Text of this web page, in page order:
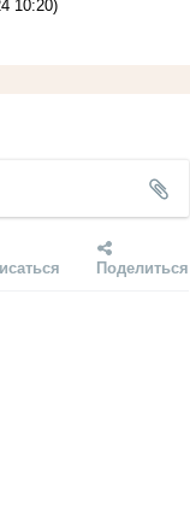
10:20)
Поделиться